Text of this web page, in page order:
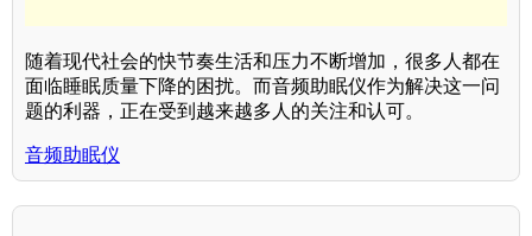
随着现代社会的快节奏生活和压力不断增加，很多人都在
面临睡眠质量下降的困扰。而音频助眠仪作为解决这一问
题的利器，正在受到越来越多人的关注和认可。
音频助眠仪